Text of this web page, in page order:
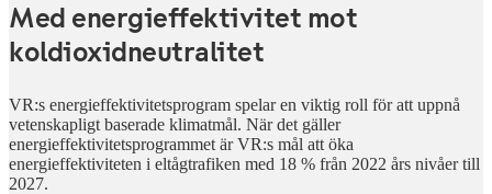
Med energieffektivitet mot
koldioxidneutralitet
VR:s energieffektivitetsprogram spelar en viktig roll för att uppnå
vetenskapligt baserade klimatmål. När det gäller
energieffektivitetsprogrammet är VR:s mål att öka
energieffektiviteten i eltågtrafiken med 18 % från 2022 års nivåer till
2027.